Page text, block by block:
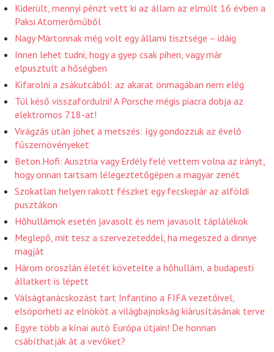
Kiderült, mennyi pénzt vett ki az állam az elmúlt 16 évben a
Paksi Atomerőműből
Nagy Mártonnak még volt egy állami tisztsége – idáig
Innen lehet tudni, hogy a gyep csak pihen, vagy már
elpusztult a hőségben
Kifarolni a zsákutcából: az akarat önmagában nem elég
Túl késő visszafordulni! A Porsche mégis piacra dobja az
elektromos 718-at!
Virágzás után jöhet a metszés: így gondozzuk az évelő
fűszernövényeket
Beton.Hofi: Ausztria vagy Erdély felé vettem volna az irányt,
hogy onnan tartsam lélegeztetőgépen a magyar zenét
Szokatlan helyen rakott fészket egy fecskepár az alföldi
pusztákon
Hőhullámok esetén javasolt és nem javasolt táplálékok
Meglepő, mit tesz a szervezeteddel, ha megeszed a dinnye
magját
Három oroszlán életét követelte a hőhullám, a budapesti
állatkert is lépett
Válságtanácskozást tart Infantino a FIFA vezetőivel,
elsöpörheti az elnököt a világbajnokság kiárusításának terve
Egyre több a kínai autó Európa útjain! De honnan
csábíthatják át a vevőket?